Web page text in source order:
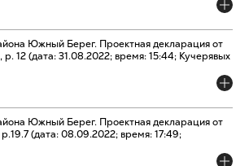
Южный Берег. Проектная декларация от
р. 12 (дата: 31.08.2022; время: 15:44; Кучерявых
Южный Берег. Проектная декларация от
(дата: 08.09.2022; время: 17:49;